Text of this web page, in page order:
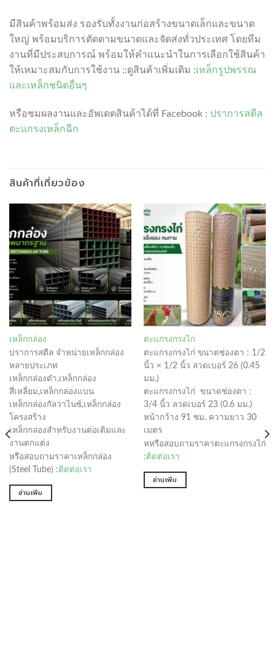
มีสินค้าพร้อมส่ง รองรับทั้งงานก่อสร้างขนาดเล็กและขนาด
ใหญ่ พร้อมบริการตัดตามขนาดและจัดส่งทั่วประเทศ โดยทีม
งานที่มีประสบการณ์ พร้อมให้คำแนะนำในการเลือกใช้สินค้า
ให้เหมาะสมกับการใช้งาน ::ดูสินค้าเพิ่มเติม :เหล็กรูปพรรณ
และเหล็กชนิดอื่นๆ
หรือชมผลงานและอัพเดตสินค้าได้ที่ Facebook : ปราการสตีล
ตะแกรงเหล็กฉีก
สินค้าที่เกี่ยวข้อง
เหล็กกล่อง
ปราการสตีล จำหน่ายเหล็กกล่อง
หลายประเภท
เหล็กกล่องดำ,เหล็กกล่อง
สี่เหลี่ยม,เหล็กกล่องแบน
เหล็กกล่องกัลวาไนซ์,เหล็กกล่อง
โครงสร้าง
เหล็กกล่องสำหรับงานต่อเติมและ
งานตกแต่ง
หรือสอบถามราคาเหล็กกล่อง
(Steel Tube) :ติดต่อเรา
อ่านเพิ่ม
ตะแกรงกรงไก่
ตะแกรงกรงไก่ ขนาดช่องตา : 1/2
นิ้ว × 1/2 นิ้ว ลวดเบอร์ 26 (0.45
มม.)
ตะแกรงกรงไก่ ขนาดช่องตา :
3/4 นิ้ว ลวดเบอร์ 23 (0.6 มม.)
หน้ากว้าง 91 ซม. ความยาว 30
เมตร
หหรือสอบถามราคาตะแกรงกรงไก่
:ติดต่อเรา
อ่านเพิ่ม